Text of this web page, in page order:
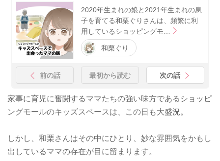
2020年生まれの娘と2021年生まれの息
子を育てる和栗ぐりさんは、頻繁に利
用しているショッピングモ…
和栗ぐり
前の話 最初から読む 次の話
家事に育児に奮闘するママたちの強い味方であるショッピ
ングモールのキッズスペースは、この日も大盛況。
しかし、和栗さんはその中にひとり、妙な雰囲気をかもし
出しているママの存在が目に留まります。